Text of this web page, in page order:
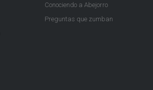
Conociendo a Abejorro
Preguntas que zumban